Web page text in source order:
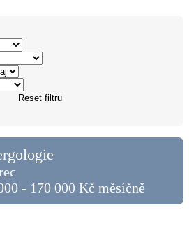
Reset filtru
- 170 000 Kč měsíčně